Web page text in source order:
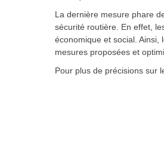
La dernière mesure phare
sécurité routière. En effet,
économique et social. Ainsi,
mesures proposées et
Pour plus de précisions sur